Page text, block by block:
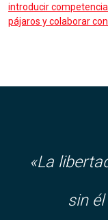
introducir
pájaros y colaborar con
«La
sin